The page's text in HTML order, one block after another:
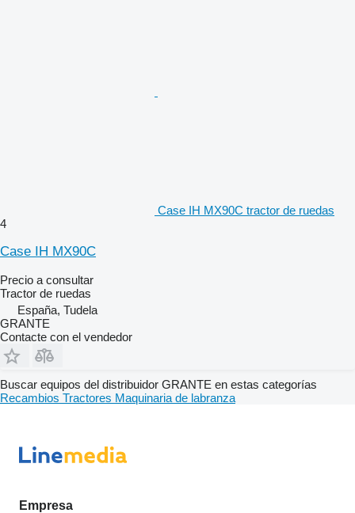
Case IH MX90C tractor de ruedas
4
Case IH MX90C
Precio a consultar
Tractor de ruedas
España, Tudela
GRANTE
Contacte con el vendedor
Buscar equipos del distribuidor GRANTE en estas categorías
Recambios Tractores Maquinaria de labranza
Empresa